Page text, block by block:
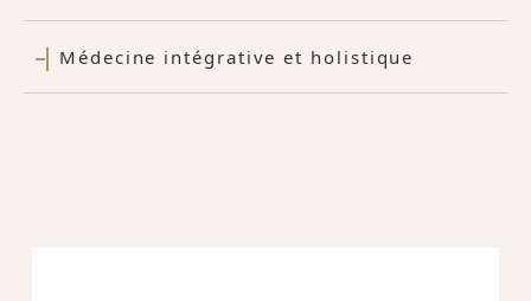
Médecine intégrative et holistique